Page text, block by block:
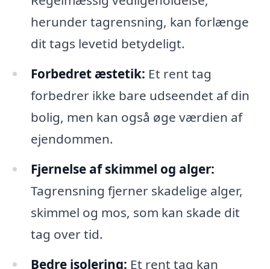
herunder tagrensning, kan forlænge
dit tags levetid betydeligt.
Forbedret æstetik: Et rent tag
forbedrer ikke bare udseendet af din
bolig, men kan også øge værdien af
ejendommen.
Fjernelse af skimmel og alger:
Tagrensning fjerner skadelige alger,
skimmel og mos, som kan skade dit
tag over tid.
Bedre isolering: Et rent tag kan